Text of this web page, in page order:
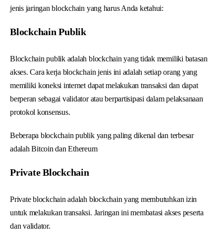
jenis jaringan blockchain yang harus Anda ketahui:
Blockchain Publik
Blockchain publik adalah blockchain yang tidak memiliki batasan
akses. Cara kerja blockchain jenis ini adalah setiap orang yang
memiliki koneksi internet dapat melakukan transaksi dan dapat
berperan sebagai validator atau berpartisipasi dalam pelaksanaan
protokol konsensus.
Beberapa blockchain publik yang paling dikenal dan terbesar
adalah Bitcoin dan Ethereum
Private Blockchain
Private blockchain adalah blockchain yang membutuhkan izin
untuk melakukan transaksi. Jaringan ini membatasi akses peserta
dan validator.